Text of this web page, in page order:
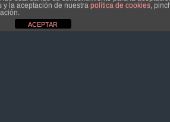
la aceptación de nuestra política de cookies ,
ACEPTAR